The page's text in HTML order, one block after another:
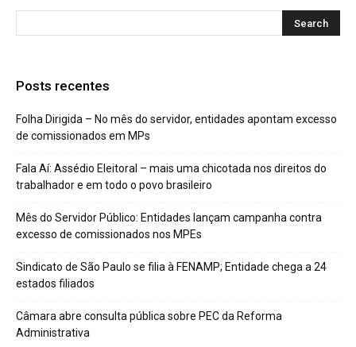
Posts recentes
Folha Dirigida – No mês do servidor, entidades apontam excesso
de comissionados em MPs
Fala Aí: Assédio Eleitoral – mais uma chicotada nos direitos do
trabalhador e em todo o povo brasileiro
Mês do Servidor Público: Entidades lançam campanha contra
excesso de comissionados nos MPEs
Sindicato de São Paulo se filia à FENAMP; Entidade chega a 24
estados filiados
Câmara abre consulta pública sobre PEC da Reforma
Administrativa